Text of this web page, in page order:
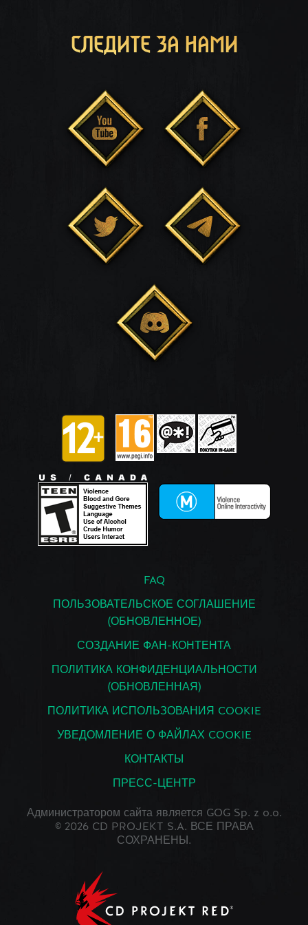
СЛЕДИТЕ ЗА НАМИ
FAQ
ПОЛЬЗОВАТЕЛЬСКОЕ СОГЛАШЕНИЕ
(ОБНОВЛЕННОЕ)
СОЗДАНИЕ ФАН-КОНТЕНТА
ПОЛИТИКА КОНФИДЕНЦИАЛЬНОСТИ
(ОБНОВЛЕННАЯ)
ПОЛИТИКА ИСПОЛЬЗОВАНИЯ COOKIE
УВЕДОМЛЕНИЕ О ФАЙЛАХ COOKIE
КОНТАКТЫ
ПРЕСС-ЦЕНТР
Администратором сайта является GOG Sp. z o.o.
© 2026 CD PROJEKT S.A. ВСЕ ПРАВА
СОХРАНЕНЫ.